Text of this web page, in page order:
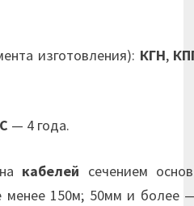
изготовления): КГН,
— 4 года.
кабелей сечением
150м; 50мм и более